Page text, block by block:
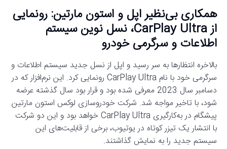
همکاری بی‌نظیر اپل و استون مارتین: رونمایی
از CarPlay Ultra، نسل نوین سیستم
اطلاعات و سرگرمی خودرو
بالاخره انتظارها به سر رسید و اپل از نسل جدید سیستم اطلاعات و
سرگرمی خود با نام CarPlay Ultra رونمایی کرد. این نرم‌افزار که در
دسامبر سال 2023 معرفی شده بود و قرار بود سال گذشته عرضه
شود، با تاخیر مواجه شد. شرکت خودروسازی لوکس استون مارتین
پیشگام در به‌کارگیری CarPlay Ultra خواهد بود و این دو شرکت
با انتشار یک تیزر کوتاه در یوتیوب، برخی از قابلیت‌های این
سیستم جدید را به نمایش گذاشتند.